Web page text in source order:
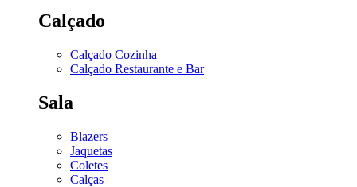
Calçado
Calçado Cozinha
Calçado Restaurante e Bar
Sala
Blazers
Jaquetas
Coletes
Calças